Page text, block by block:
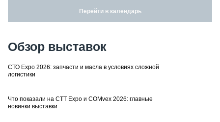
Перейти в календарь
Обзор выставок
СТО Expo 2026: запчасти и масла в условиях сложной
логистики
Что показали на CTT Expo и COMvex 2026: главные
новинки выставки